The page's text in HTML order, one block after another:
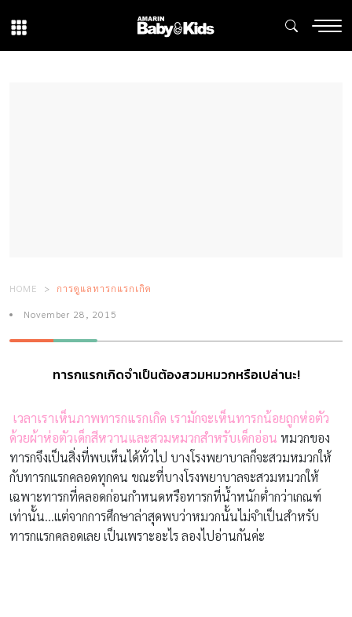
HOME การดูแลทารกแรกเกิด
November 28, 2015
ทารกแรกเกิดจำเป็นต้องสวมหมวกหรือเปล่านะ!
เวลาเราเห็นภาพทารกแรกเกิด เรามักจะเห็นทารกน้อยถูกห่อตัว
ด้วยผ้าห่อตัวเด็กสีหวานและสวมหมวกสำหรับเด็กอ่อน หมวกของ
ทารกจึงเป็นสิ่งที่พบเห็นได้ทั่วไป บางโรงพยาบาลก็จะสวมหมวกให้
กับทารกแรกคลอดทุกคน ขณะที่บางโรงพยาบาลจะสวมหมวกให้
เฉพาะทารกที่คลอดก่อนกำหนดหรือทารกที่น้ำหนักต่ำกว่าเกณฑ์
เท่านั้น…แต่จากการศึกษาล่าสุดพบว่าหมวกนั้นไม่จำเป็นสำหรับ
ทารกแรกคลอดเลย เป็นเพราะอะไร ลองไปอ่านกันค่ะ